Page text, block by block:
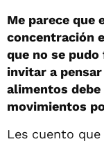
Me parece que
concentración
que no se
invitar a
alimentos
movimientos
Les cuento